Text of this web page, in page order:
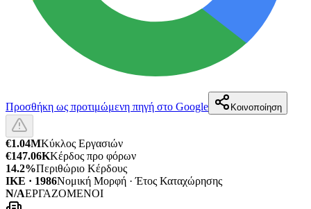
Προσθήκη ως προτιμώμενη πηγή στο Google Κοινοποίηση
€1.04MΚύκλος Εργασιών
€147.06KΚέρδος προ φόρων
14.2%Περιθώριο Κέρδους
ΙΚΕ · 1986Νομική Μορφή · Έτος Καταχώρησης
N/AΕΡΓΑΖΟΜΕΝΟΙ